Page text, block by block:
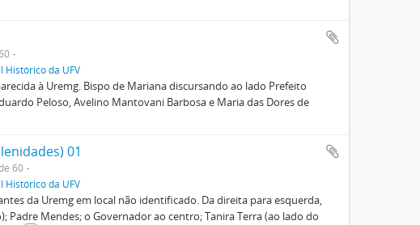
Histórico da UFV
à Uremg. Bispo de Mariana discursando ao lado Prefeito
Peloso, Avelino Mantovani Barbosa e Maria das Dores de
01
60
Histórico da UFV
da Uremg em local não identificado. Da direita para esquerda,
Padre Mendes; o Governador ao centro; Tanira Terra (ao lado do